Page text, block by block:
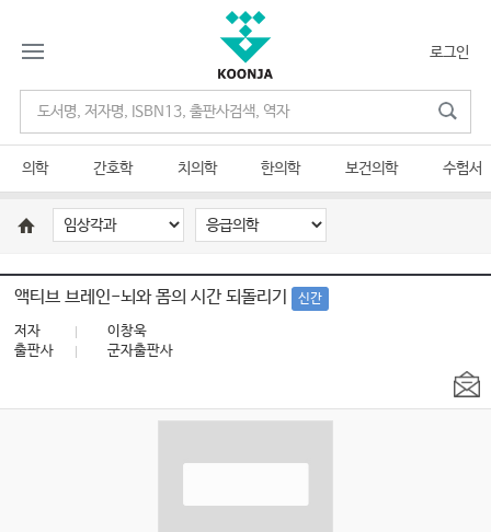
로그인
의학 간호학 치의학 한의학 보건의학 수험서
액티브 브레인-뇌와 몸의 시간 되돌리기 신간
저자
이창욱
출판사
군자출판사